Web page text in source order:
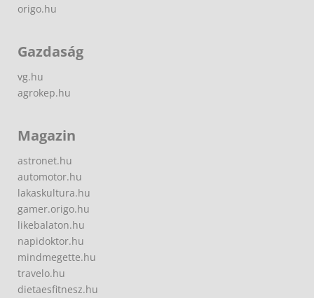
origo.hu
Gazdaság
vg.hu
agrokep.hu
Magazin
astronet.hu
automotor.hu
lakaskultura.hu
gamer.origo.hu
likebalaton.hu
napidoktor.hu
mindmegette.hu
travelo.hu
dietaesfitnesz.hu